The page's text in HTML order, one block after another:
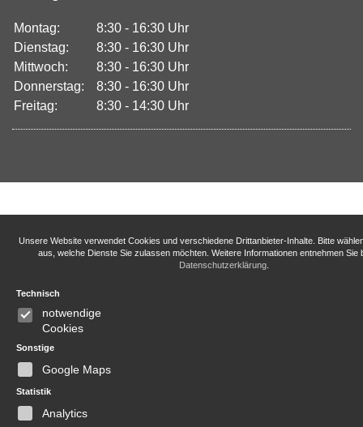
Montag:
8:30 - 16:30 Uhr
Dienstag:
8:30 - 16:30 Uhr
Mittwoch:
8:30 - 16:30 Uhr
Donnerstag:
8:30 - 16:30 Uhr
Freitag:
8:30 - 14:30 Uhr
Unsere Website verwendet Cookies und verschiedene Drittanbieter-Inhalte. Bitte
aus, welche Dienste Sie zulassen möchten. Weitere Informationen entnehmen Sie
Datenschutzerklärung.
Technisch
notwendige
Cookies
Sonstige
Google Maps
Statistik
Analytics